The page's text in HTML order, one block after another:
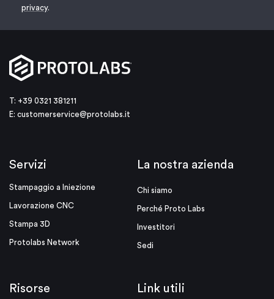
privacy.
T: +39 0321 381211
E: customerservice@protolabs.it
Servizi
Stampaggio a Iniezione
Lavorazione CNC
Stampa 3D
Protolabs Network
La nostra azienda
Chi siamo
Perché Proto Labs
Investitori
Sedi
Risorse Link utili